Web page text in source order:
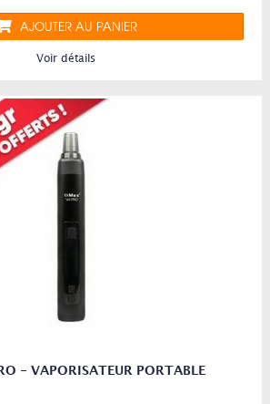
AJOUTER AU PANIER
Voir détails
- VAPORISATEUR PORTABLE